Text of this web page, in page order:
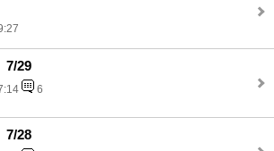
29
6
28